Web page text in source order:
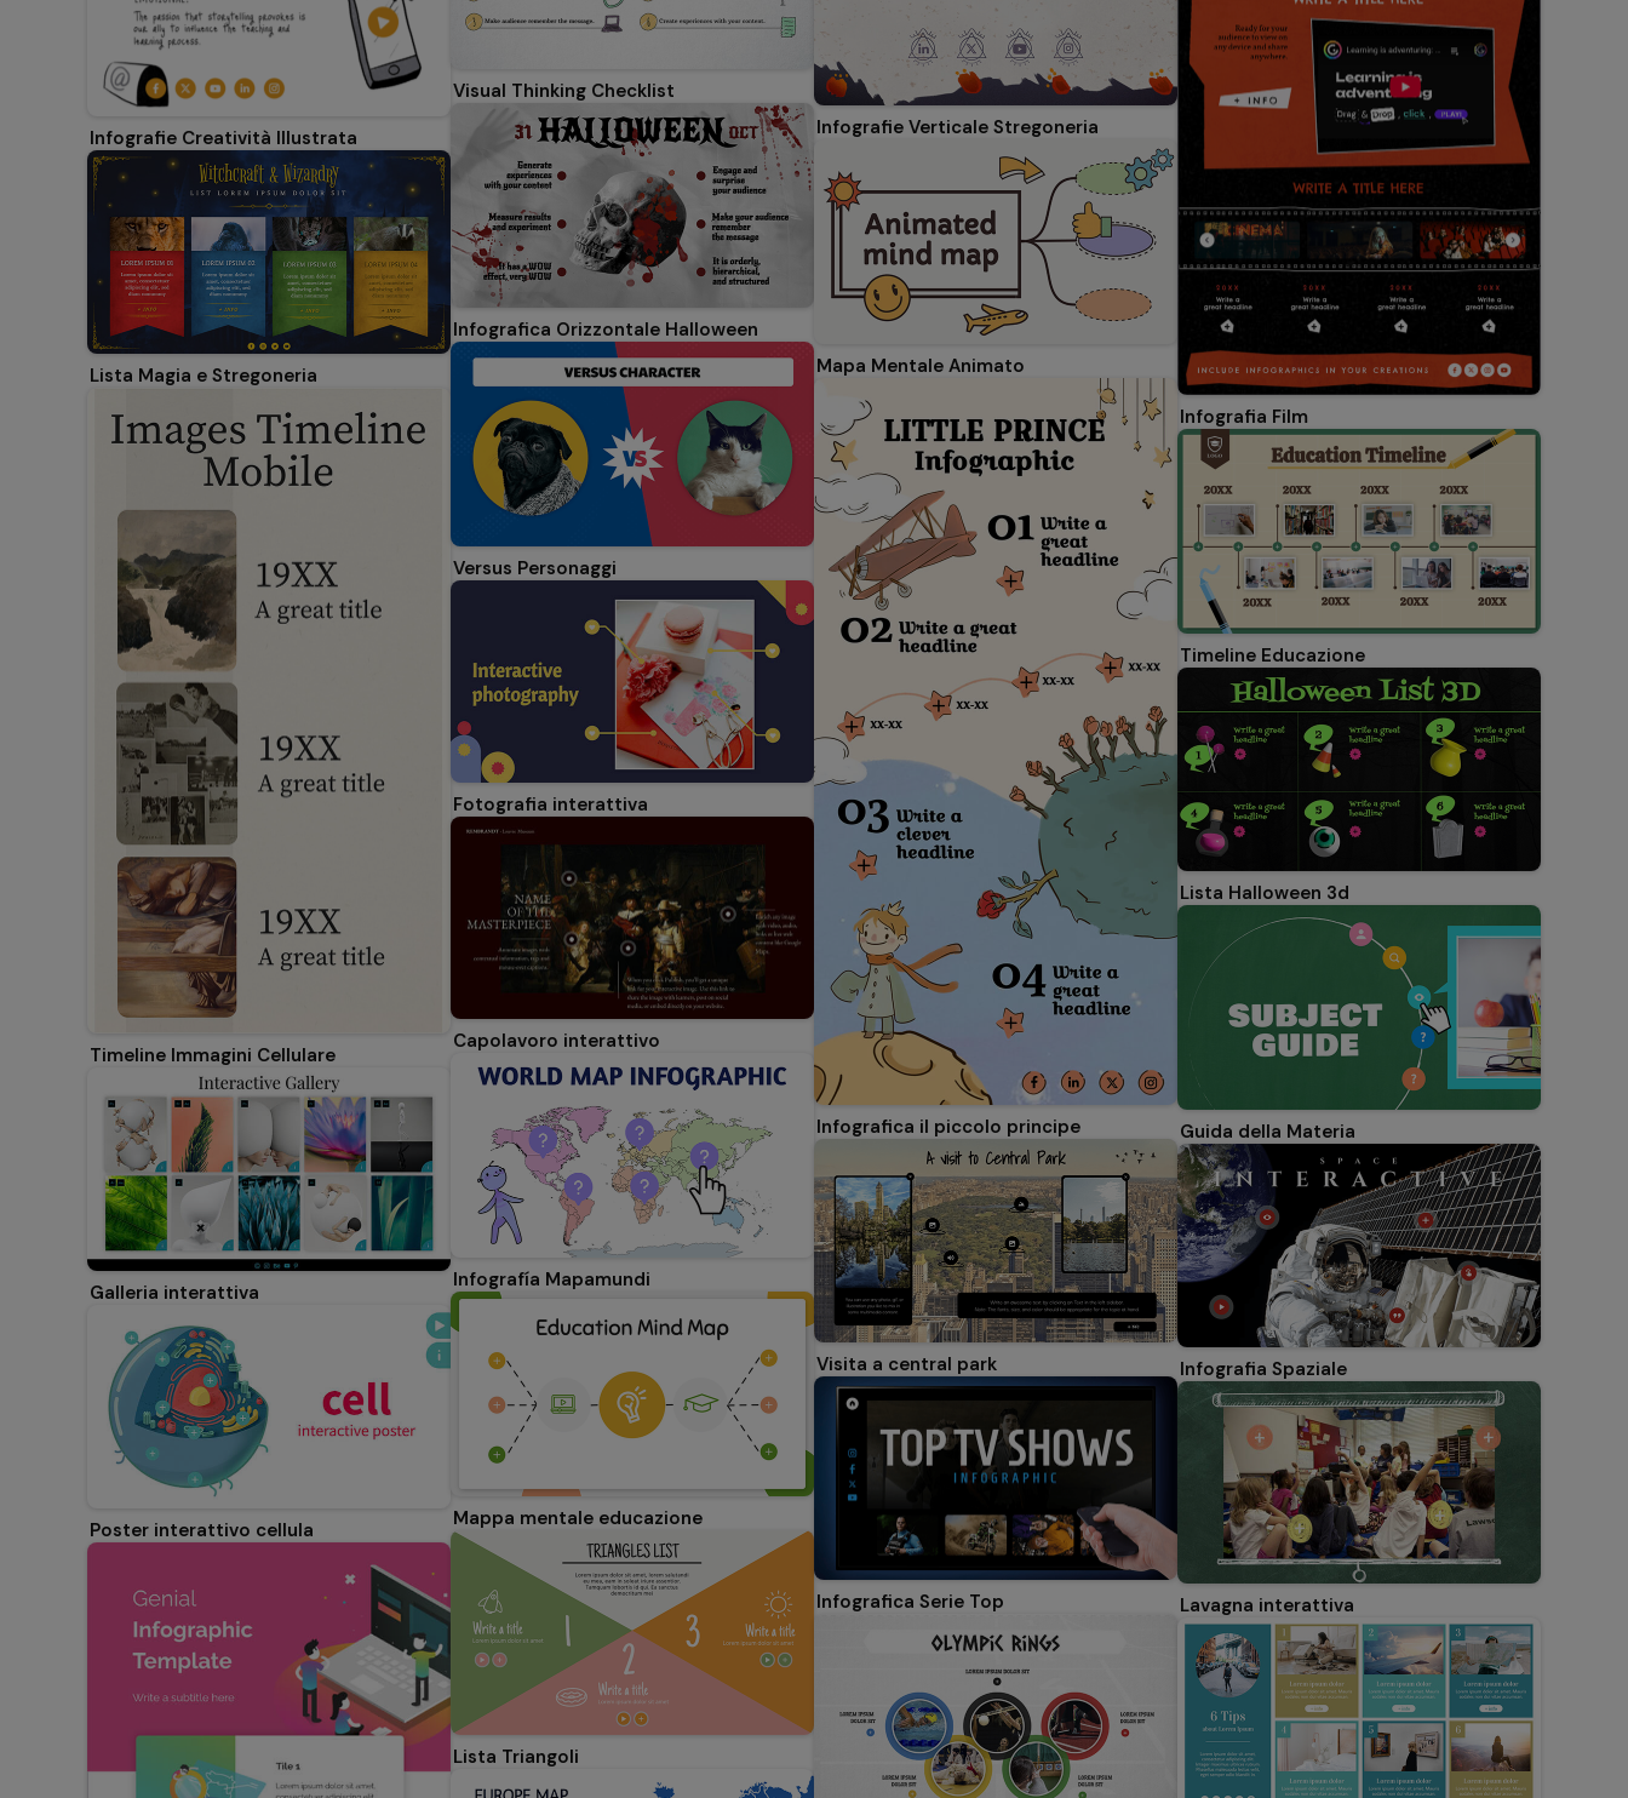
Infografie Creatività Illustrata
Lista Magia e Stregoneria
Timeline Immagini Cellulare
Galleria interattiva
Poster interattivo cellula
Visual Thinking Checklist
Infografica Orizzontale Halloween
Versus Personaggi
Fotografia interattiva
Capolavoro interattivo
Infografía Mapamundi
Mappa mentale educazione
Lista Triangoli
Infografie Verticale Stregoneria
Mapa Mentale Animato
Infografica il piccolo principe
Visita a central park
Infografica Serie Top
Infografia Film
Timeline Educazione
Lista Halloween 3d
Guida della Materia
Infografia Spaziale
Lavagna interattiva